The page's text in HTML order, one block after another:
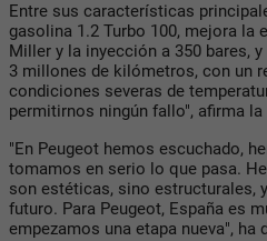
Entre sus características
gasolina 1.2 Turbo 100, mejora la
Miller y la inyección a 350 bares,
3 millones de kilómetros, con un
condiciones severas de
permitirnos ningún fallo", afirma la
"En Peugeot hemos escuchado,
tomamos en serio lo que pasa.
son estéticas, sino estructurales,
futuro. Para Peugeot, España es
empezamos una etapa nueva", ha